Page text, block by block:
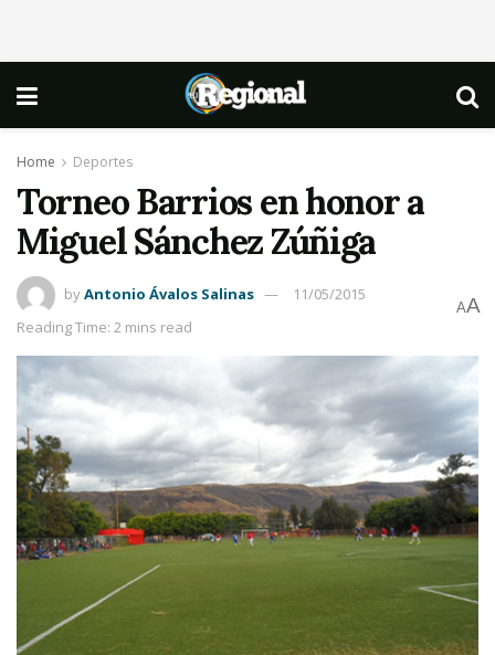
Home Deportes
Torneo Barrios en honor a
Miguel Sánchez Zúñiga
byAntonio Ávalos Salinas
11/05/2015
Reading Time: 2 mins read
AA